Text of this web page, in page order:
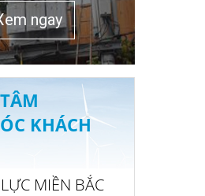
ngay
KHÁCH
MIỀN BẮC